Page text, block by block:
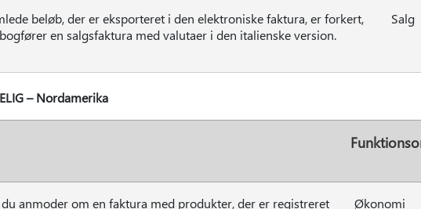
beløb, der er eksporteret i den elektroniske faktura, er forkert,
en salgsfaktura med valutaer i den italienske version.
Salg
– Nordamerika
du anmoder om en faktura med produkter, der er registreret Økonomi